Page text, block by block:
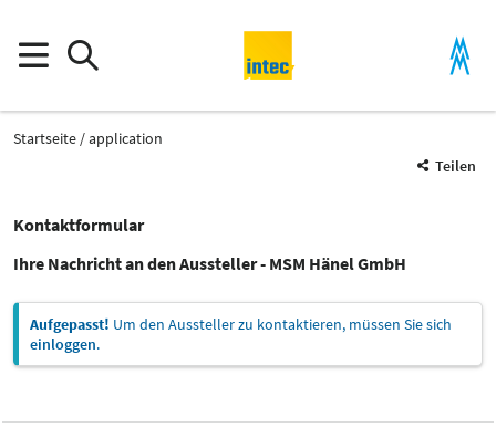
Startseite
application
Teilen
Kontaktformular
Ihre Nachricht an den Aussteller - MSM Hänel GmbH
Aufgepasst! Um den Aussteller zu kontaktieren, müssen Sie sich
einloggen.